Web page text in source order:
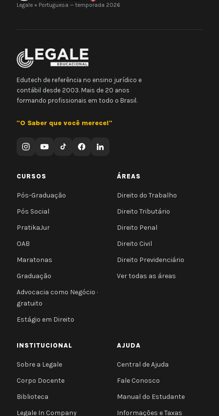
Legale × Portuguesa — temporada 2026
Edutech de referência no ensino jurídico e
contábil desde 2003. Mais de 20 anos
formando profissionais em todo o Brasil.
"O Saber que você merece!"
CURSOS
Pós-Graduação
Pós Social
PratikaJur
OAB
Maratonas
Graduação
Advocacia como Negócio ·
gratuito
Estágio em Direito
ÁREAS
Direito do Trabalho
Direito Tributário
Direito Penal
Direito Civil
Direito Previdenciário
Ver todas as áreas
INSTITUCIONAL
Sobre a Legale
Corpo Docente
Biblioteca
Legale In Company
AJUDA
Central de Ajuda
Fale Conosco
Manual do Estudante
Informações e Taxas